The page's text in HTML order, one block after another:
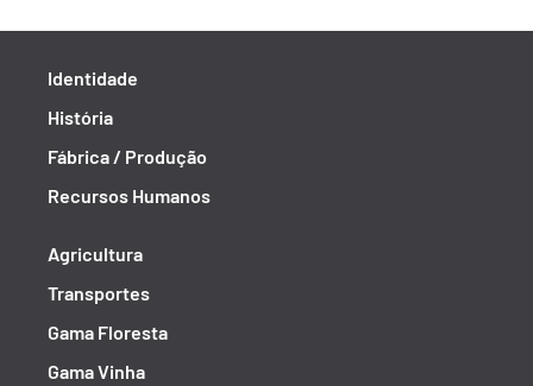
Identidade
História
Fábrica / Produção
Recursos Humanos
Agricultura
Transportes
Gama Floresta
Gama Vinha